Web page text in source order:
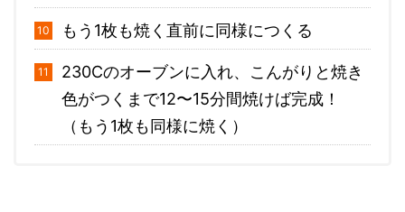
もう1枚も焼く直前に同様につくる
230Cのオーブンに入れ、こんがりと焼き
色がつくまで12〜15分間焼けば完成！
（もう1枚も同様に焼く）